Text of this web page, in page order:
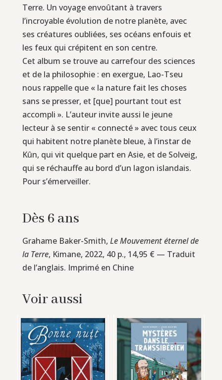
Terre. Un voyage envoûtant à travers
l’incroyable évolution de notre planète, avec
ses créatures oubliées, ses océans enfouis et
les feux qui crépitent en son centre.
Cet album se trouve au carrefour des sciences
et de la philosophie : en exergue, Lao-Tseu
nous rappelle que « la nature fait les choses
sans se presser, et [que] pourtant tout est
accompli ». L’auteur invite aussi le jeune
lecteur à se sentir « connecté » avec tous ceux
qui habitent notre planète bleue, à l’instar de
Kûn, qui vit quelque part en Asie, et de Solveig,
qui se réchauffe au bord d’un lagon islandais.
Pour s’émerveiller.
Dès 6 ans
Grahame Baker-Smith, Le Mouvement éternel de
la Terre, Kimane, 2022, 40 p., 14,95 € — Traduit
de l’anglais. Imprimé en Chine
Voir aussi